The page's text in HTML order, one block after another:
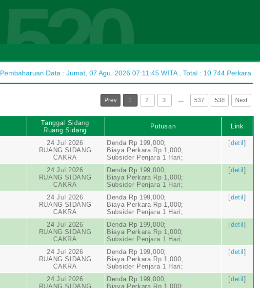
520
Pembaharuan Data : Jumat, 07 Agu. 2026 07:11:45 WITA , Total : 10.744 Perkara
Prev 1 2 3 … 537 538 Next
Tanggal Sidang
Ruang Sidang
Putusan Link
24 Jul 2026
RUANG SIDANG
CAKRA
Denda Rp 199,000;
Biaya Perkara Rp 1,000;
Subsider Penjara 1 Hari;
[detil]
24 Jul 2026
RUANG SIDANG
CAKRA
Denda Rp 199,000;
Biaya Perkara Rp 1,000;
Subsider Penjara 1 Hari;
[detil]
24 Jul 2026
RUANG SIDANG
CAKRA
Denda Rp 199,000;
Biaya Perkara Rp 1,000;
Subsider Penjara 1 Hari;
[detil]
24 Jul 2026
RUANG SIDANG
CAKRA
Denda Rp 199,000;
Biaya Perkara Rp 1,000;
Subsider Penjara 1 Hari;
[detil]
24 Jul 2026
RUANG SIDANG
CAKRA
Denda Rp 199,000;
Biaya Perkara Rp 1,000;
Subsider Penjara 1 Hari;
[detil]
24 Jul 2026
RUANG SIDANG
Denda Rp 199,000;
Biaya Perkara Rp 1,000;
[detil]